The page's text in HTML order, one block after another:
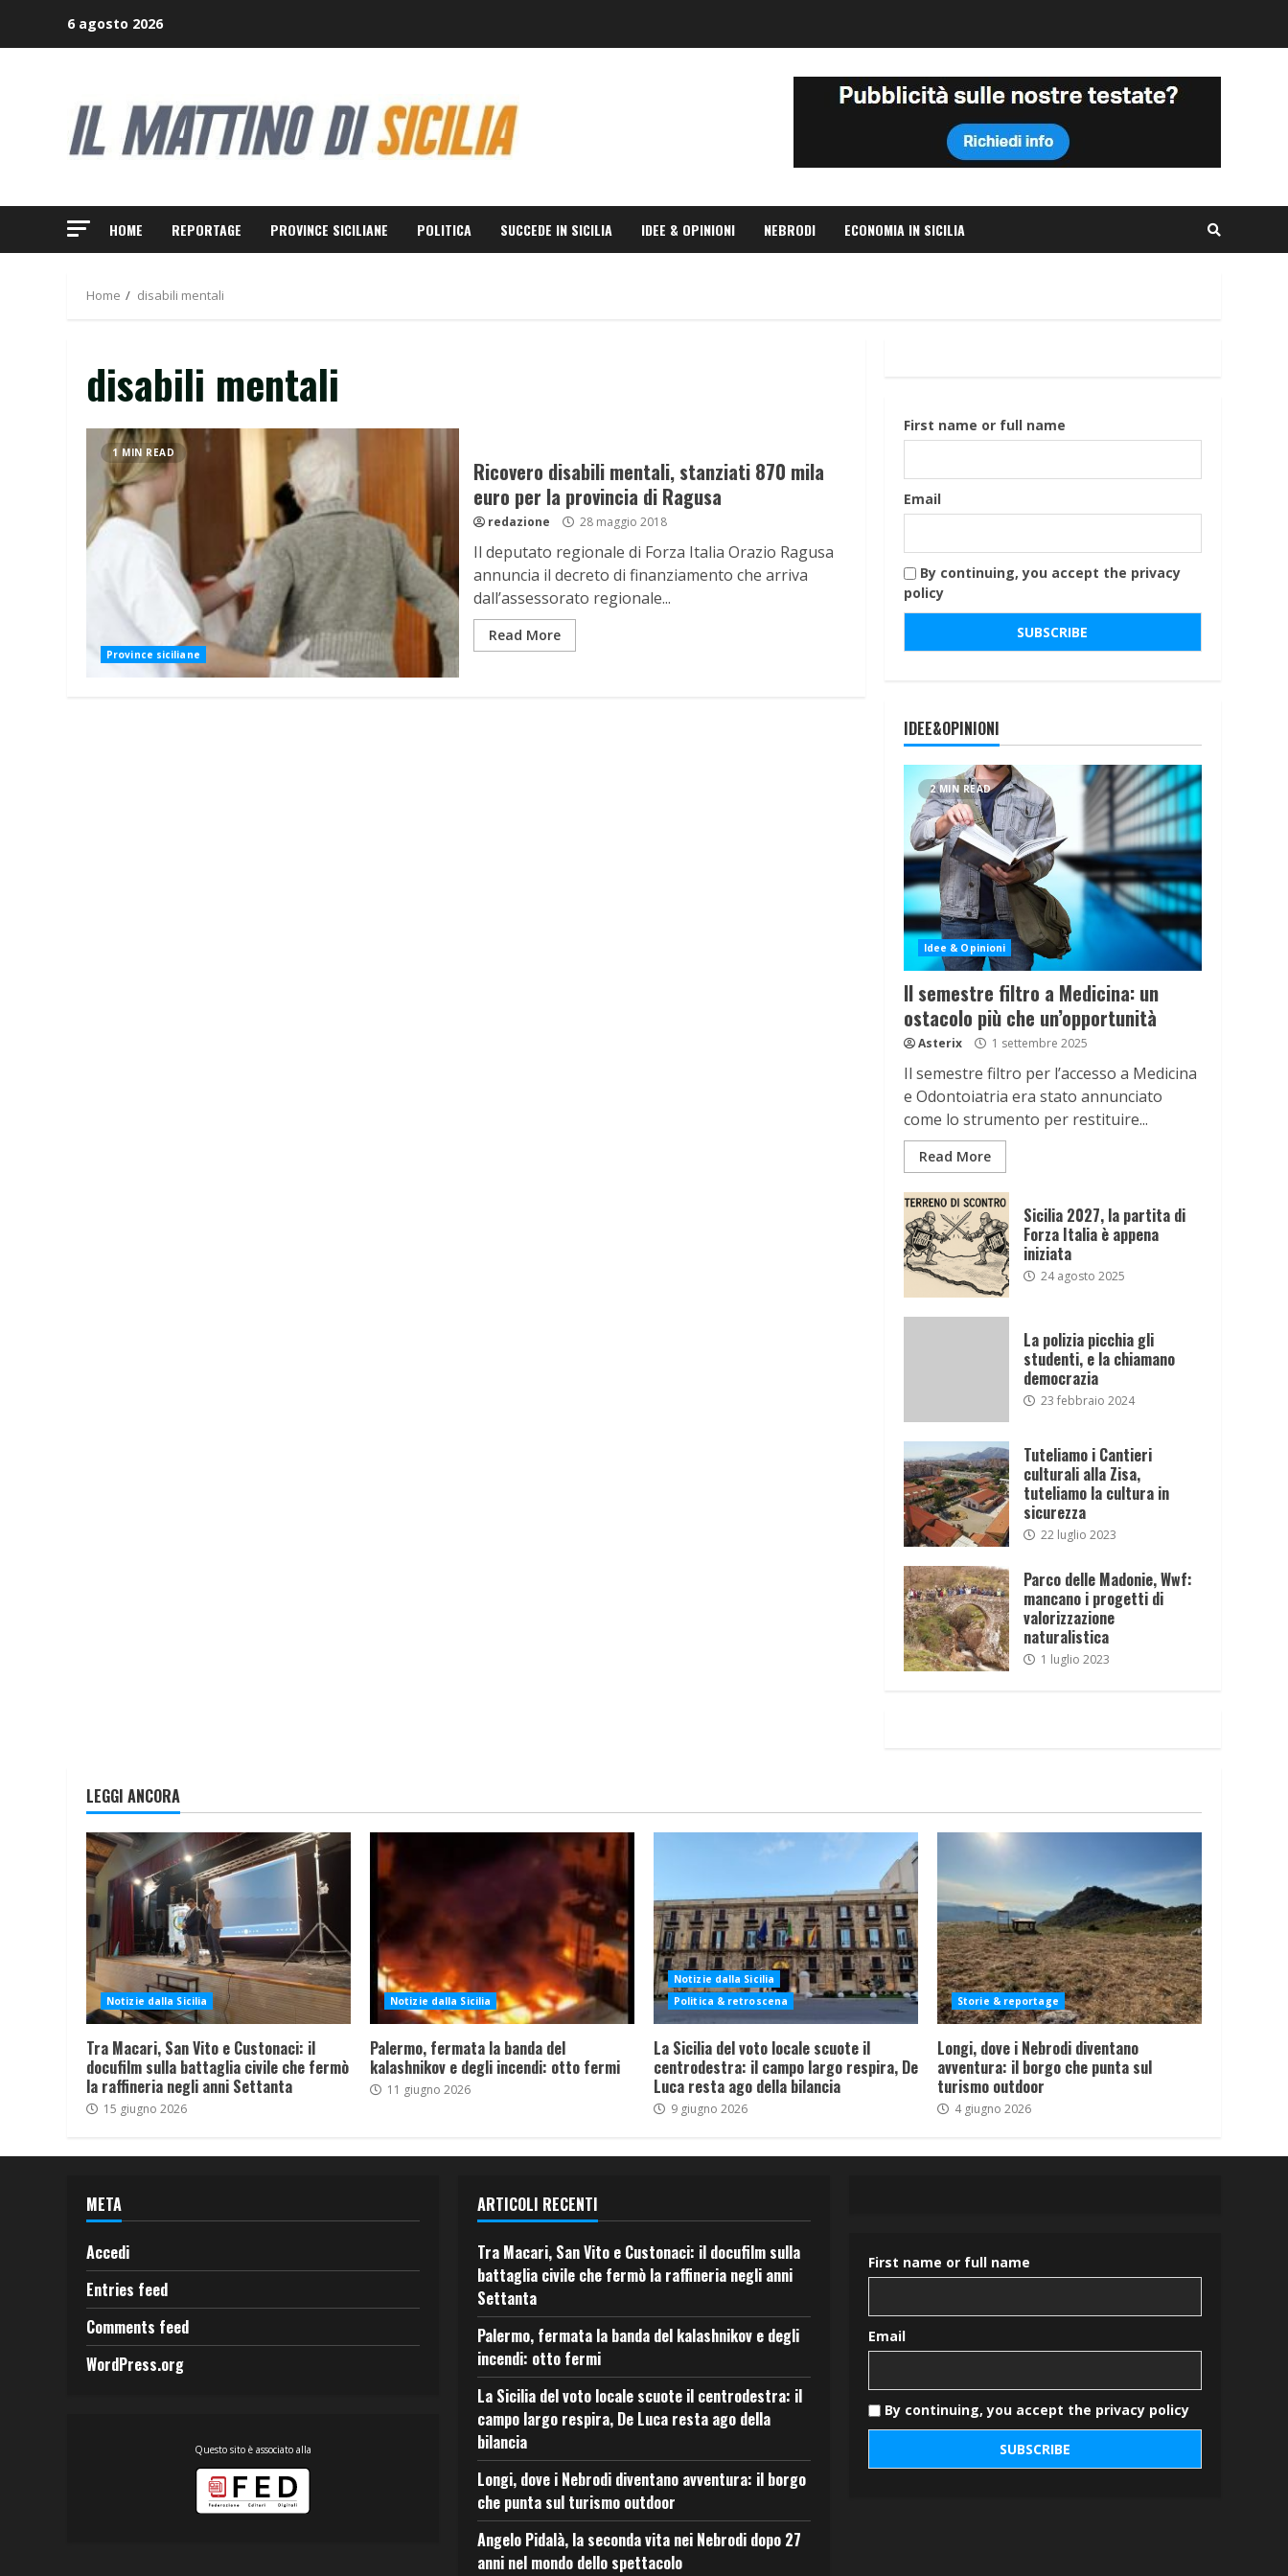
6 agosto 2026
HOME REPORTAGE PROVINCE SICILIANE POLITICA SUCCEDE IN SICILIA IDEE & OPINIONI NEBRODI ECONOMIA IN SICILIA
Home disabili mentali
disabili mentali
1 MIN READ
Province siciliane
Ricovero disabili mentali, stanziati 870 mila
euro per la provincia di Ragusa
redazione 28 maggio 2018
Il deputato regionale di Forza Italia Orazio Ragusa
annuncia il decreto di finanziamento che arriva
dall’assessorato regionale...
Read More
First name or full name
Email
By continuing, you accept the privacy
policy
IDEE&OPINIONI
2 MIN READ
Idee & Opinioni
Il semestre filtro a Medicina: un
ostacolo più che un’opportunità
Asterix 1 settembre 2025
Il semestre filtro per l’accesso a Medicina
e Odontoiatria era stato annunciato
come lo strumento per restituire...
Read More
Sicilia 2027, la partita di
Forza Italia è appena
iniziata
24 agosto 2025
La polizia picchia gli
studenti, e la chiamano
democrazia
23 febbraio 2024
Tuteliamo i Cantieri
culturali alla Zisa,
tuteliamo la cultura in
sicurezza
22 luglio 2023
Parco delle Madonie, Wwf:
mancano i progetti di
valorizzazione
naturalistica
1 luglio 2023
LEGGI ANCORA
Notizie dalla Sicilia
Tra Macari, San Vito e Custonaci: il
docufilm sulla battaglia civile che fermò
la raffineria negli anni Settanta
15 giugno 2026
Notizie dalla Sicilia
Palermo, fermata la banda del
kalashnikov e degli incendi: otto fermi
11 giugno 2026
Notizie dalla Sicilia
Politica & retroscena
La Sicilia del voto locale scuote il
centrodestra: il campo largo respira, De
Luca resta ago della bilancia
9 giugno 2026
Storie & reportage
Longi, dove i Nebrodi diventano
avventura: il borgo che punta sul
turismo outdoor
4 giugno 2026
META
Accedi
Entries feed
Comments feed
WordPress.org
Questo sito è associato alla
ARTICOLI RECENTI
Tra Macari, San Vito e Custonaci: il docufilm sulla
battaglia civile che fermò la raffineria negli anni
Settanta
Palermo, fermata la banda del kalashnikov e degli
incendi: otto fermi
La Sicilia del voto locale scuote il centrodestra: il
campo largo respira, De Luca resta ago della
bilancia
Longi, dove i Nebrodi diventano avventura: il borgo
che punta sul turismo outdoor
Angelo Pidalà, la seconda vita nei Nebrodi dopo 27
anni nel mondo dello spettacolo
First name or full name
Email
By continuing, you accept the privacy policy